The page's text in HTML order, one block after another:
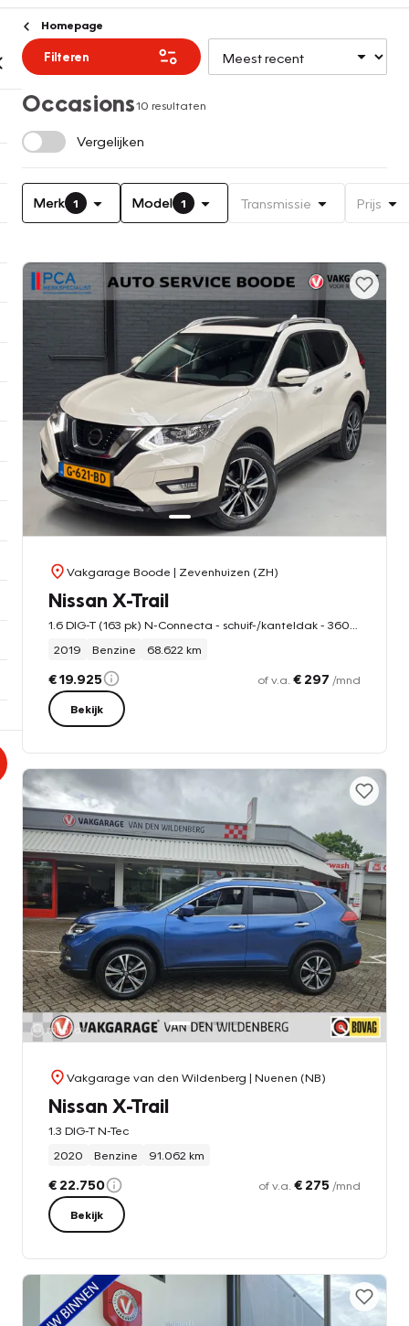
Homepage
Filteren
Occasions10 resultaten
Vergelijken
Merk 1 Model 1 Transmissie Prijs
Vakgarage Boode | Zevenhuizen (ZH)
Nissan X-Trail
2019
Benzine 68.622 km
€ 19.925 of v.a. € 297 /mnd
Bekijk
Vakgarage van den Wildenberg | Nuenen (NB)
Nissan X-Trail
1.3 DIG-T N-Tec
2020
Benzine 91.062 km
€ 22.750 of v.a. € 275 /mnd
Bekijk